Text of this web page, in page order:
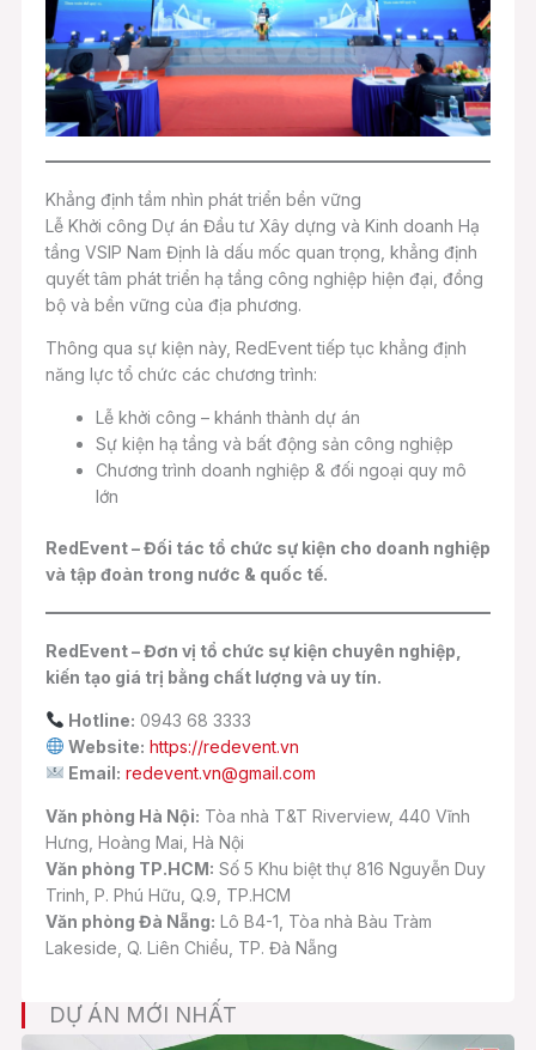
Khẳng định tầm nhìn phát triển bền vững
Lễ Khởi công Dự án Đầu tư Xây dựng và Kinh doanh Hạ
tầng VSIP Nam Định là dấu mốc quan trọng, khẳng định
quyết tâm phát triển hạ tầng công nghiệp hiện đại, đồng
bộ và bền vững của địa phương.
Thông qua sự kiện này, RedEvent tiếp tục khẳng định
năng lực tổ chức các chương trình:
Lễ khởi công – khánh thành dự án
Sự kiện hạ tầng và bất động sản công nghiệp
Chương trình doanh nghiệp & đối ngoại quy mô
lớn
RedEvent – Đối tác tổ chức sự kiện cho doanh nghiệp
và tập đoàn trong nước & quốc tế.
RedEvent – Đơn vị tổ chức sự kiện chuyên nghiệp,
kiến tạo giá trị bằng chất lượng và uy tín.
Hotline: 0943 68 3333
Website: https://redevent.vn
Email: redevent.vn@gmail.com
Văn phòng Hà Nội: Tòa nhà T&T Riverview, 440 Vĩnh
Hưng, Hoàng Mai, Hà Nội
Văn phòng TP.HCM: Số 5 Khu biệt thự 816 Nguyễn Duy
Trinh, P. Phú Hữu, Q.9, TP.HCM
Văn phòng Đà Nẵng: Lô B4-1, Tòa nhà Bàu Tràm
Lakeside, Q. Liên Chiểu, TP. Đà Nẵng
DỰ ÁN MỚI NHẤT